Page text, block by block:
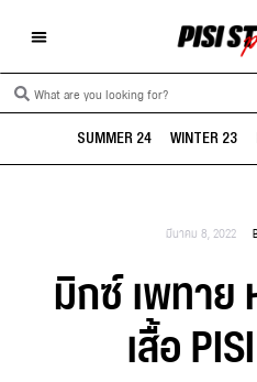
SUMMER 24 WINTER 23
มีนาคม 8, 2022
มิกซ์ เพทาย
เสื้อ